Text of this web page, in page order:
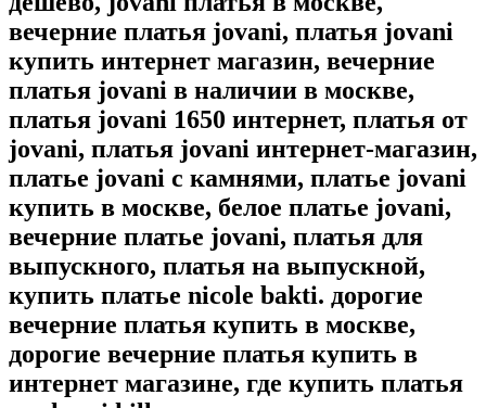
вечерние платья jovani, платья jovani
купить интернет магазин, вечерние
платья jovani в наличии в москве,
платья jovani 1650 интернет, платья от
jovani, платья jovani интернет-магазин,
платье jovani с камнями, платье jovani
купить в москве, белое платье jovani,
вечерние платье jovani, платья для
выпускного, платья на выпускной,
купить платье nicole bakti. дорогие
вечерние платья купить в москве,
дорогие вечерние платья купить в
интернет магазине, где купить платья